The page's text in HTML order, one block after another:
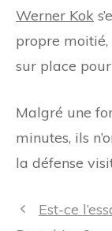
Werner Kok
propre
sur place
Malgré une
minutes, ils
la défense
Navigation
Est-ce